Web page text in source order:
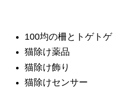
100均の柵とトゲトゲ
猫除け薬品
猫除け飾り
猫除けセンサー